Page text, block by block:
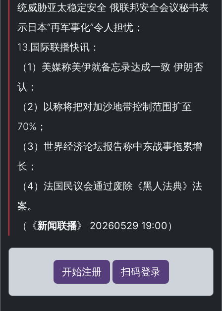
统威胁亚太稳定安全 俄联邦安全会议秘书表
示日本“再军事化”令人担忧；
13.国际联播快讯：
（1 ）美媒称美伊就备忘录达成一致 伊朗否
认；
（2）以称将把对加沙地带控制范围扩至
70%；
（3）世界经济论坛报告称中东战事拖累增
长；
（4）法国民议会通过废除《黑人法典》法
案。
（ 《新闻联播》 20260529 19:00）
开始注册 扫码登录